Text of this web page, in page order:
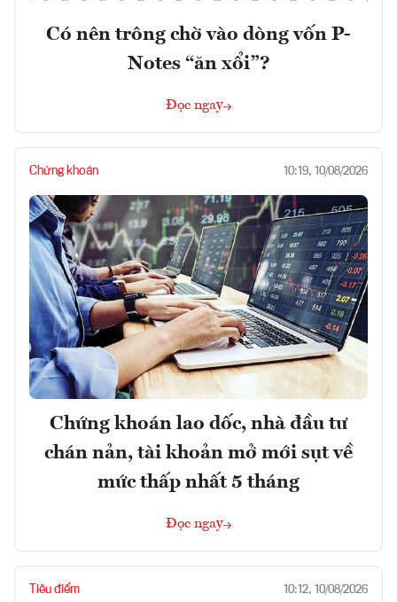
Có nên trông chờ vào dòng vốn P-
Notes “ăn xổi”?
Đọc ngay
Chứng khoán 10:19, 10/08/2026
Chứng khoán lao dốc, nhà đầu tư
chán nản, tài khoản mở mới sụt về
mức thấp nhất 5 tháng
Đọc ngay
Tiêu điểm 10:12, 10/08/2026